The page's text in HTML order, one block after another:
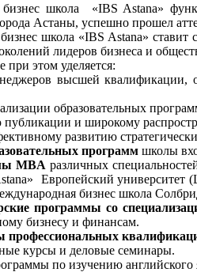
школа «IBS Astana»
Астаны, успешно прошел
школа «IBS Astana» ставит
лидеров бизнеса и
этом уделяется:
высшей
образовательных
и широкому
развитию
программ школы
MBA различных
» Европейский университет
бизнес школа
программы со
бизнесу и финансам.
профессиональных
курсы и деловые семинары.
по изучению английского